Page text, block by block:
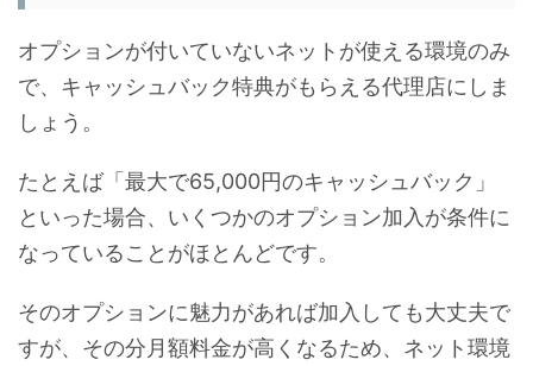
オプションが付いていないネットが使える環境のみ
で、キャッシュバック特典がもらえる代理店にしま
しょう。
たとえば「最大で65,000円のキャッシュバック」
といった場合、いくつかのオプション加入が条件に
なっていることがほとんどです。
そのオプションに魅力があれば加入しても大丈夫で
すが、その分月額料金が高くなるため、ネット環境